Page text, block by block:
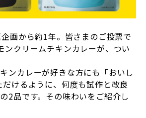
画から約1年。皆さまのご投票で
ンクリームチキンカレーが、つい
ンカレーが好きな方にも「おいし
けるように、何度も試作と改良
2品です。その味わいをご紹介し